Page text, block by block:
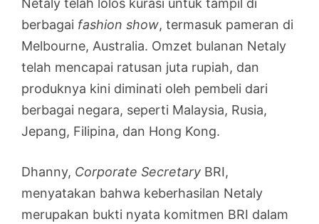
Netaly telah lolos kurasi untuk tampil di
berbagai fashion show, termasuk pameran di
Melbourne, Australia. Omzet bulanan Netaly
telah mencapai ratusan juta rupiah, dan
produknya kini diminati oleh pembeli dari
berbagai negara, seperti Malaysia, Rusia,
Jepang, Filipina, dan Hong Kong.
Dhanny, Corporate Secretary BRI,
menyatakan bahwa keberhasilan Netaly
merupakan bukti nyata komitmen BRI dalam